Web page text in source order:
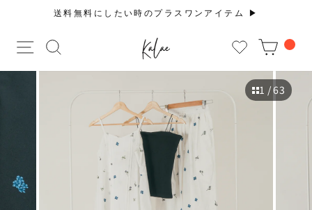
ツ
ラ
イ
ョ
ー
送料無料にしたい時のプラスワンアイテム ▶︎
サイトを検索する
サイトナビゲーション
1 / 63